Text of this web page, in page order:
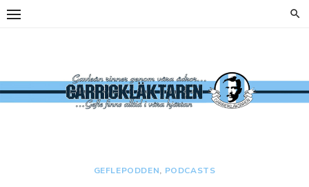
Hoppa
OFFICIELL
SUPPORTERKLUBB TILL
GEFLEPODDEN, PODCASTS